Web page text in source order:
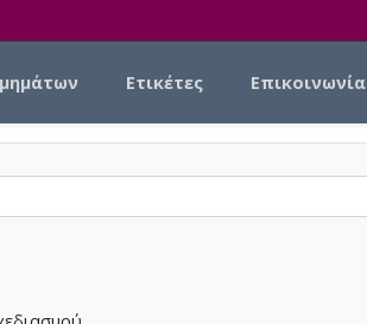
Ετικέτες Επικοινωνία